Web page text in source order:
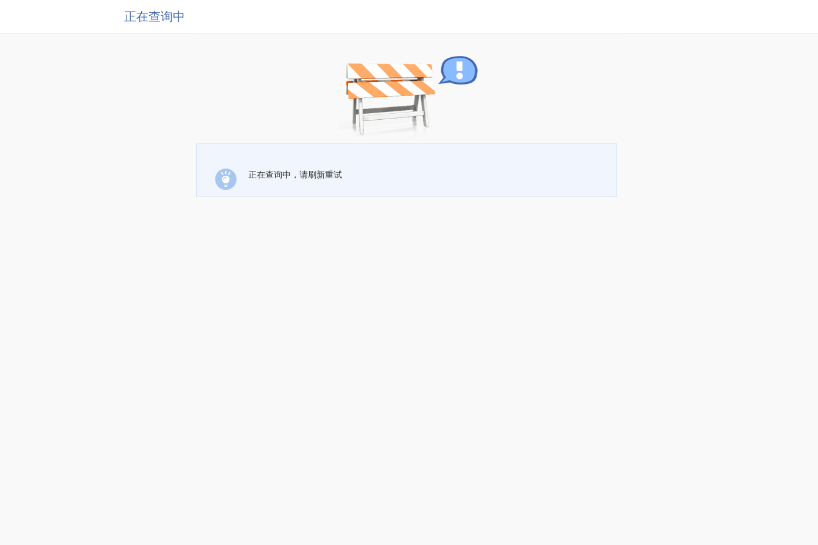
正在查询中
正在查询中，请刷新重试